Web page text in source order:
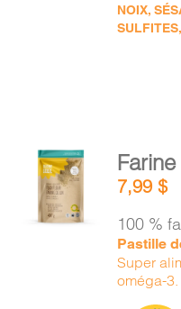
NOIX,
AJOUTER
AU
PANIER
/
7,99$
100 %
Pastille
Super
oméga-3.